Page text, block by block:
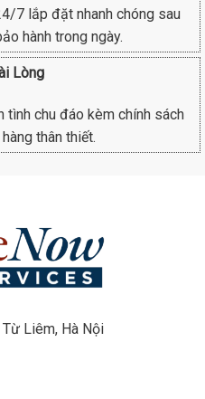
7 lắp đặt nhanh chóng sau
hành trong ngày.
Lòng
tình chu đáo kèm chính sách
thân thiết.
Liêm, Hà Nội